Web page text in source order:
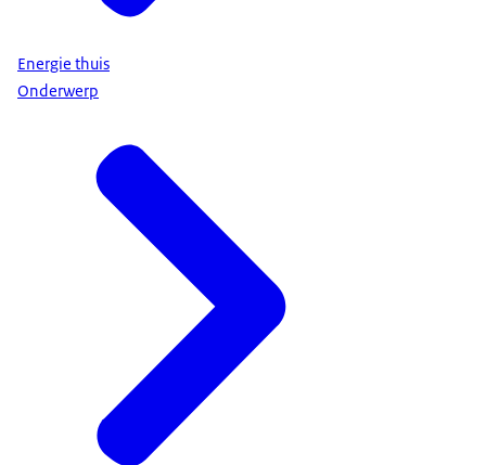
Energie thuis
Onderwerp